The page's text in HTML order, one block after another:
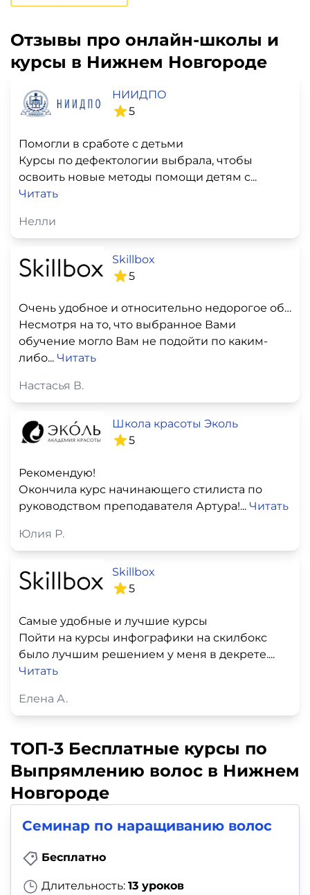
Отзывы про онлайн-школы и
курсы в Нижнем Новгороде
НИИДПО
5
Помогли в сработе с детьми
Курсы по дефектологии выбрала, чтобы
освоить новые методы помощи детям с...
Читать
Нелли
Skillbox
5
Очень удобное и относительно недорогое обучение
Несмотря на то, что выбранное Вами
обучение могло Вам не подойти по каким-
либо... Читать
Настасья В.
Школа красоты Эколь
5
Рекомендую!
Окончила курс начинающего стилиста по
руководством преподавателя Артура!... Читать
Юлия Р.
Skillbox
5
Самые удобные и лучшие курсы
Пойти на курсы инфографики на скилбокс
было лучшим решением у меня в декрете....
Читать
Елена А.
ТОП-3 Бесплатные курсы по
Выпрямлению волос в Нижнем
Новгороде
Семинар по наращиванию волос
Бесплатно
Длительность: 13 уроков